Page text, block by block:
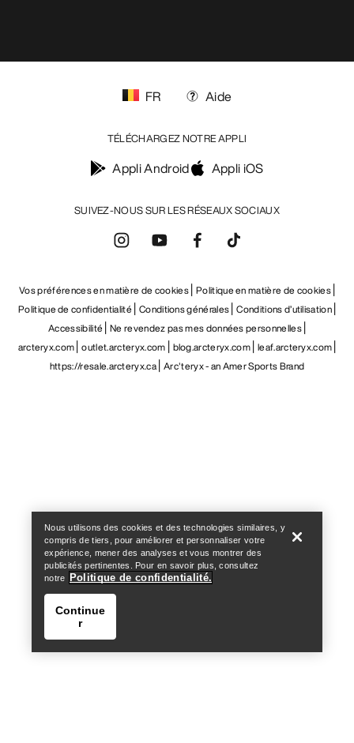
SUIVEZ-NOUS SUR LES RÉSEAUX SOCIAUX
FR Aide
TÉLÉCHARGEZ NOTRE APPLI
Appli Android Appli iOS
Vos préférences en matière de cookies Politique en matière de cookies
Politique de confidentialité Conditions générales Conditions d’utilisation
Accessibilité Ne revendez pas mes données personnelles
arcteryx.com outlet.arcteryx.com blog.arcteryx.com leaf.arcteryx.com
https://resale.arcteryx.ca Arc'teryx - an Amer Sports Brand
Nous utilisons des cookies et des technologies similaires, y
compris de tiers, pour améliorer et personnaliser votre
expérience, mener des analyses et vous montrer des
publicités pertinentes. Pour en savoir plus, consultez
notre
Politique de confidentialité.
Continue
r